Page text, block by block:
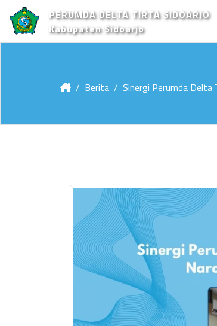
PERUMDA DELTA TIRTA SIDOARJO
Kabupaten Sidoarjo
Berita Sinergi Perumda